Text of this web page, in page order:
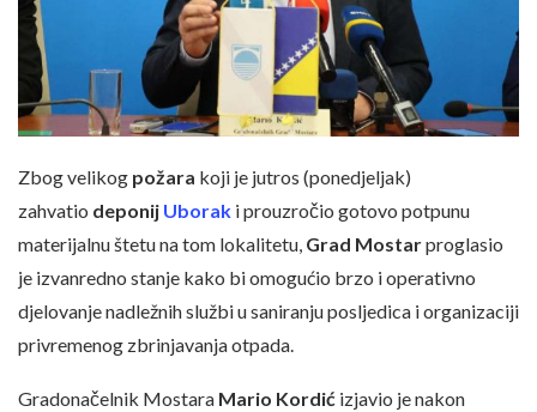
Zbog velikog požara koji je jutros (ponedjeljak)
zahvatio deponij Uborak i prouzročio gotovo potpunu
materijalnu štetu na tom lokalitetu, Grad Mostarproglasio
je izvanredno stanje kako bi omogućio brzo i operativno
djelovanje nadležnih službi u saniranju posljedica i organizaciji
privremenog zbrinjavanja otpada.
Gradonačelnik Mostara Mario Kordić izjavio je nakon